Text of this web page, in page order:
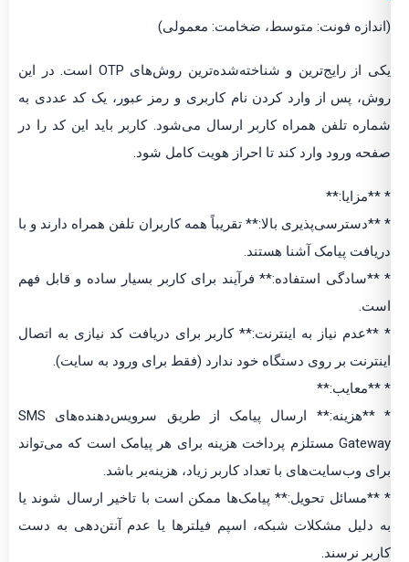
(اندازه فونت: متوسط، ضخامت: معمولی)
یکی از رایج‌ترین و شناخته‌شده‌ترین روش‌های OTP است. در این
روش، پس از وارد کردن نام کاربری و رمز عبور، یک کد عددی به
شماره تلفن همراه کاربر ارسال می‌شود. کاربر باید این کد را در
صفحه ورود وارد کند تا احراز هویت کامل شود.
* **مزایا:**
* **دسترسی‌پذیری بالا:** تقریباً همه کاربران تلفن همراه دارند و با
دریافت پیامک آشنا هستند.
* **سادگی استفاده:** فرآیند برای کاربر بسیار ساده و قابل فهم
است.
* **عدم نیاز به اینترنت:** کاربر برای دریافت کد نیازی به اتصال
اینترنت بر روی دستگاه خود ندارد (فقط برای ورود به سایت).
* **معایب:**
* **هزینه:** ارسال پیامک از طریق سرویس‌دهنده‌های SMS
Gateway مستلزم پرداخت هزینه برای هر پیامک است که می‌تواند
برای وب‌سایت‌های با تعداد کاربر زیاد، هزینه‌بر باشد.
* **مسائل تحویل:** پیامک‌ها ممکن است با تاخیر ارسال شوند یا
به دلیل مشکلات شبکه، اسپم فیلترها یا عدم آنتن‌دهی به دست
کاربر نرسند.